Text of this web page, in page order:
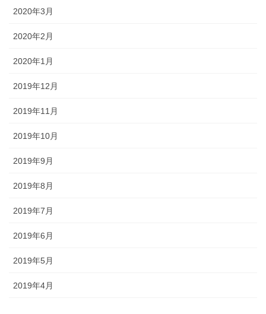
2020年3月
2020年2月
2020年1月
2019年12月
2019年11月
2019年10月
2019年9月
2019年8月
2019年7月
2019年6月
2019年5月
2019年4月